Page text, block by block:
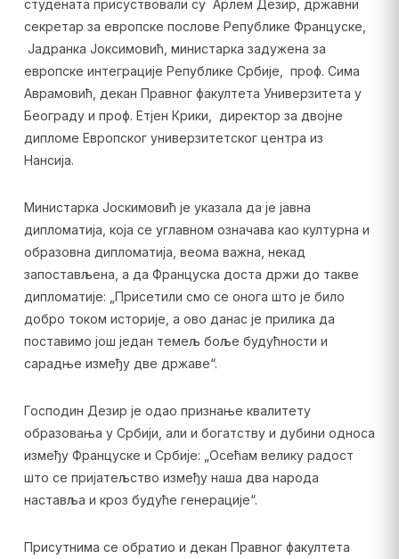
студената присуствовали су Арлем Дезир, државни
секретар за европске послове Републике Француске,
Јадранка Јоксимовић, министарка задужена за
европске интеграције Републике Србије, проф. Сима
Аврамовић, декан Правног факултета Универзитета у
Београду и проф. Етјен Крики, директор за двојне
дипломе Европског универзитетског центра из
Нансија.
Министарка Јоскимовић је указала да је јавна
дипломатија, која се углавном означава као културна и
образовна дипломатија, веома важна, некад
запостављена, а да Француска доста држи до такве
дипломатије: „Присетили смо се онога што је било
добро током историје, а ово данас је прилика да
поставимо још један темељ боље будућности и
сарадње између две државе“.
Господин Дезир је одао признање квалитету
образовања у Србији, али и богатству и дубини односа
између Француске и Србије: „Осећам велику радост
што се пријатељство између наша два народа
наставља и кроз будуће генерације“.
Присутнима се обратио и декан Правног факултета